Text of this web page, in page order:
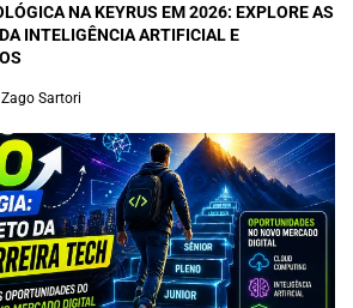
NA KEYRUS EM 2026: EXPLORE AS
INTELIGÊNCIA ARTIFICIAL E
Sartori